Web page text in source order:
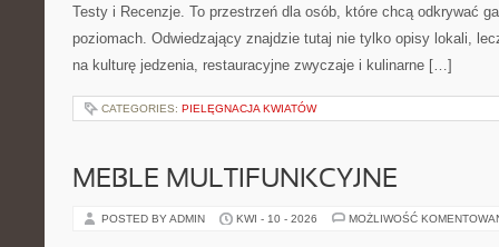
Testy i Recenzje. To przestrzeń dla osób, które chcą odkrywać
poziomach. Odwiedzający znajdzie tutaj nie tylko opisy lokali,
na kulturę jedzenia, restauracyjne zwyczaje i kulinarne […]
CATEGORIES: PIELĘGNACJA KWIATÓW
MEBLE MULTIFUNKCYJNE
POSTED BY ADMIN KWI - 10 - 2026 MOŻLIWOŚĆ